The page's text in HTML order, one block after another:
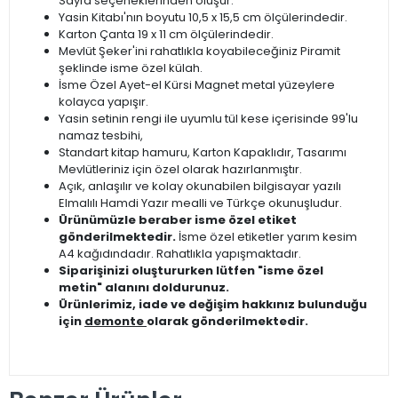
Yasin Kitabı'nın boyutu 10,5 x 15,5 cm ölçülerindedir.
Karton Çanta 19 x 11 cm ölçülerindedir.
Mevlüt Şeker'ini rahatlıkla koyabileceğiniz Piramit
şeklinde isme özel külah.
İsme Özel Ayet-el Kürsi Magnet metal yüzeylere
kolayca yapışır.
Yasin setinin rengi ile uyumlu tül kese içerisinde 99'lu
namaz tesbihi,
Standart kitap hamuru, Karton Kapaklıdır, Tasarımı
Mevlütleriniz için özel olarak hazırlanmıştır.
Açık, anlaşılır ve kolay okunabilen bilgisayar yazılı
Elmalılı Hamdi Yazır mealli ve Türkçe okunuşludur.
Ürünümüzle beraber isme özel etiket
gönderilmektedir. İsme özel etiketler yarım kesim
A4 kağıdındadır. Rahatlıkla yapışmaktadır.
Siparişinizi oluştururken lütfen "isme özel
metin" alanını doldurunuz.
Ürünlerimiz, iade ve değişim hakkınız bulunduğu
için demonte olarak gönderilmektedir.